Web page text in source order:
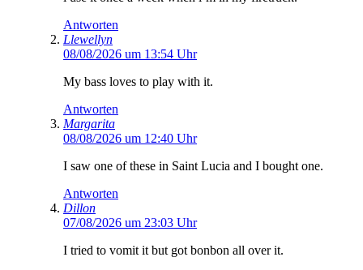
Antworten
Llewellyn
08/08/2026 um 13:54 Uhr
My bass loves to play with it.
Antworten
Margarita
08/08/2026 um 12:40 Uhr
I saw one of these in Saint Lucia and I bought one.
Antworten
Dillon
07/08/2026 um 23:03 Uhr
I tried to vomit it but got bonbon all over it.